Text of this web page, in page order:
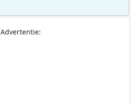
Advertentie: